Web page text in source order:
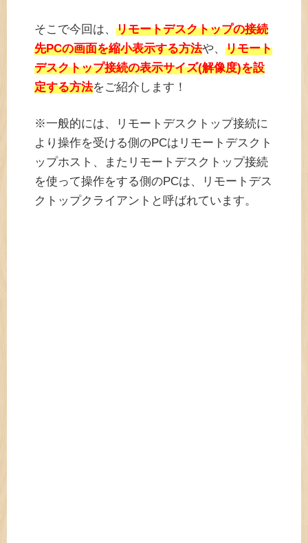
そこで今回は、 リモートデスクトップの接続
先PCの画面を縮小表示する方法や、 リモート
デスクトップ接続の表示サイズ(解像度)を設
定する方法をご紹介します！
※一般的には、リモートデスクトップ接続に
より操作を受ける側のPCはリモートデスクト
ップホスト、またリモートデスクトップ接続
を使って操作をする側のPCは、リモートデス
クトップクライアントと呼ばれています。